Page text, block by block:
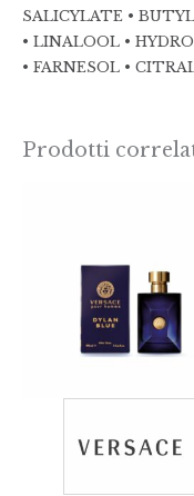
SALICYLATE •
• LINALOOL •
• FARNESOL •
Prodotti